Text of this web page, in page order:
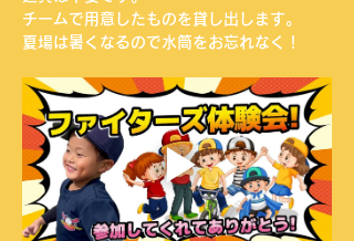
チームで用意したものを貸し出します。
夏場は暑くなるので水筒をお忘れなく！